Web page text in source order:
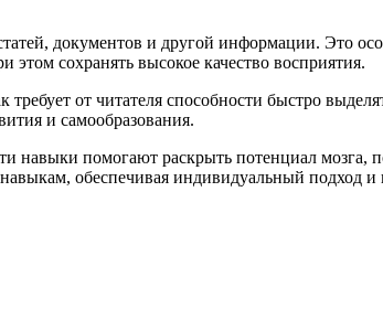
документов и другой информации. Это
сохранять высокое качество восприятия.
от читателя способности быстро
и самообразования.
навыки помогают раскрыть потенциал мозга,
обеспечивая индивидуальный подход и